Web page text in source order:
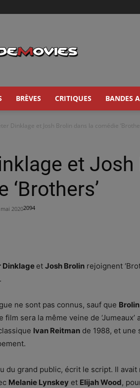
BRÈVES CRITIQUES BANDES
Dinklage et Josh Brolin dans la comédie
et
‘Brothers’
20202094
Dinklage et Josh Brolin rejoignent
ne sont pas connus, sauf que Brolin
sera la même veine de ‘Jumeaux’
Ivan Reitman de 1988, et
du grand public, écrit le script. Il avait
Melanie Lynskey et Elijah Wood,